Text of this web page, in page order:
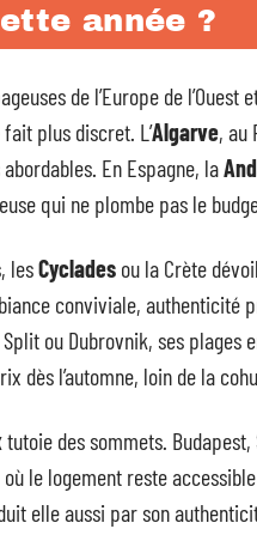
année ?
de l’Europe de
fait plus discret. L’Algarve, au
En Espagne, la
qui ne plombe pas le
lesCyclades ou la Crète
conviviale, authenticité
ou Dubrovnik, ses plages
dès l’automne, loin de la
tutoie des sommets.
le logement reste
elle aussi par son